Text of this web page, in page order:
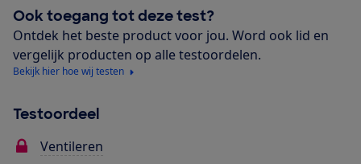
Ook toegang tot deze test?
Ontdek het beste product voor jou. Word ook lid en
vergelijk producten op alle testoordelen.
Bekijk hier hoe wij testen
Testoordeel
Ventileren